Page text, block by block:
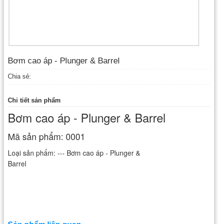
Bơm cao áp - Plunger & Barrel
Chia sẻ:
Chi tiết sản phẩm
Bơm cao áp - Plunger & Barrel
Mã sản phẩm: 0001
Loại sản phẩm: --- Bơm cao áp - Plunger &
Barrel